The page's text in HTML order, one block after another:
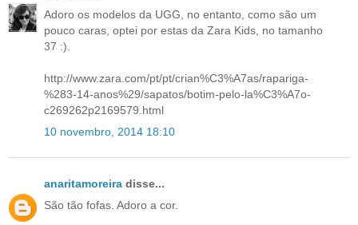
Adoro os modelos da UGG, no entanto, como são um
pouco caras, optei por estas da Zara Kids, no tamanho
37 :).
http://www.zara.com/pt/pt/crian%C3%A7as/rapariga-
%283-14-anos%29/sapatos/botim-pelo-la%C3%A7o-
c269262p2169579.html
10 novembro, 2014 18:10
anaritamoreira disse...
São tão fofas. Adoro a cor.